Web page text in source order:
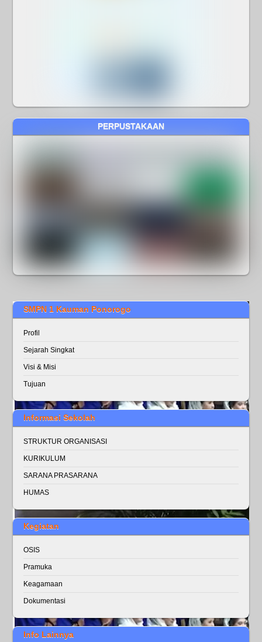
PERPUSTAKAAN
SMPN 1 Kauman Ponorogo
Profil
Sejarah Singkat
Visi & Misi
Tujuan
Informasi Sekolah
STRUKTUR ORGANISASI
KURIKULUM
SARANA PRASARANA
HUMAS
Kegiatan
OSIS
Pramuka
Keagamaan
Dokumentasi
Info Lainnya